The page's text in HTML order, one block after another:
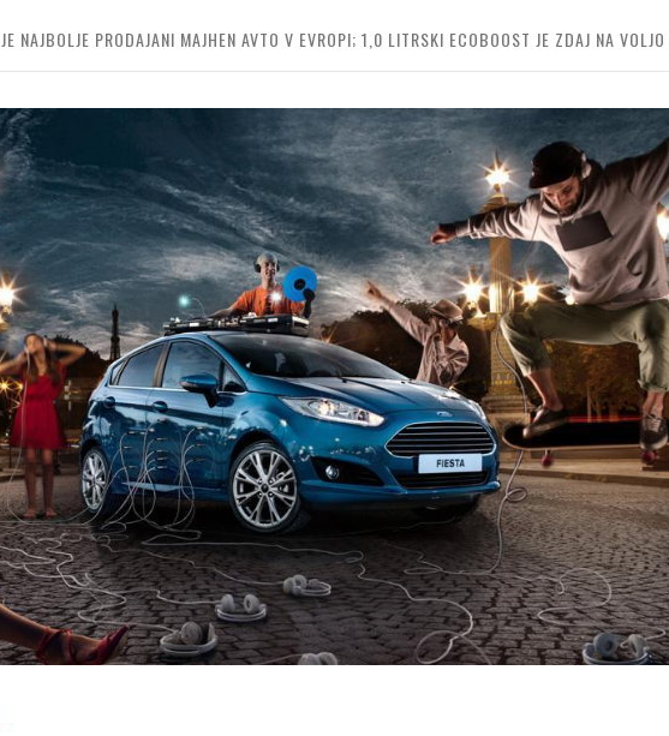
NAJBOLJE PRODAJANI MAJHEN AVTO V EVROPI; 1,0 LITRSKI ECOBOOST JE ZDAJ NA